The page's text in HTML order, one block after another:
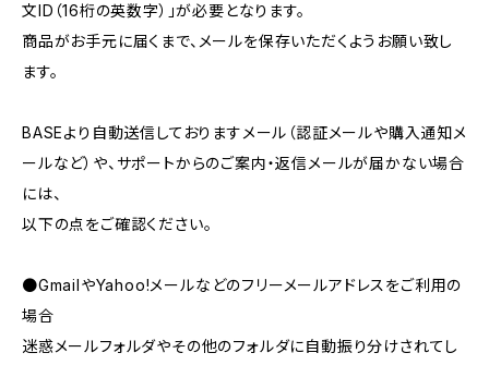
文ID（16桁の英数字）」が必要となります。
商品がお手元に届くまで、メールを保存いただくようお願い致し
ます。
BASEより自動送信しておりますメール（認証メールや購入通知メ
ールなど）や、サポートからのご案内・返信メールが届かない場合
には、
以下の点をご確認ください。
●GmailやYahoo!メールなどのフリーメールアドレスをご利用の
場合
迷惑メールフォルダやその他のフォルダに自動振り分けされてし